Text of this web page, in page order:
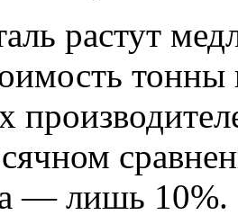
растут
тонны
— лишь 10%.